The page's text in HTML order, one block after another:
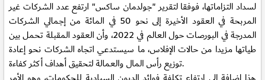
لسداد التزاماتها، فوفقا لتقرير "جولدمان ساكس" ارتفع عدد الشركات غير
المربحة في العقود الأخيرة إلى نحو 50 في المائة من إجمالي الشركات
المدرجة في البورصات حول العالم في 2022، وأن العقود المقبلة تحمل بين
طياتها مزيدا من حالات الإفلاس، ما سيستدعي اتجاه الشركات نحو إعادة
توزيع رأس المال والعمالة لتحقيق أهداف أكثر كفاءة.